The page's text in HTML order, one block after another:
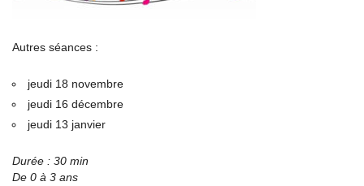
Autres séances :
jeudi 18 novembre
jeudi 16 décembre
jeudi 13 janvier
Durée : 30 min
De 0 à 3 ans